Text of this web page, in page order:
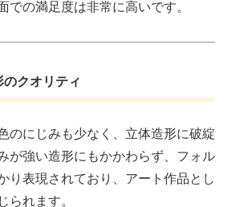
での満足度は非常に高いです。
クオリティ
のにじみも少なく、立体造形に破綻
が強い造形にもかかわらず、フォル
り表現されており、アート作品とし
られます。